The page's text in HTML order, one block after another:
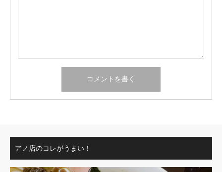
アノ店のコレがうまい！